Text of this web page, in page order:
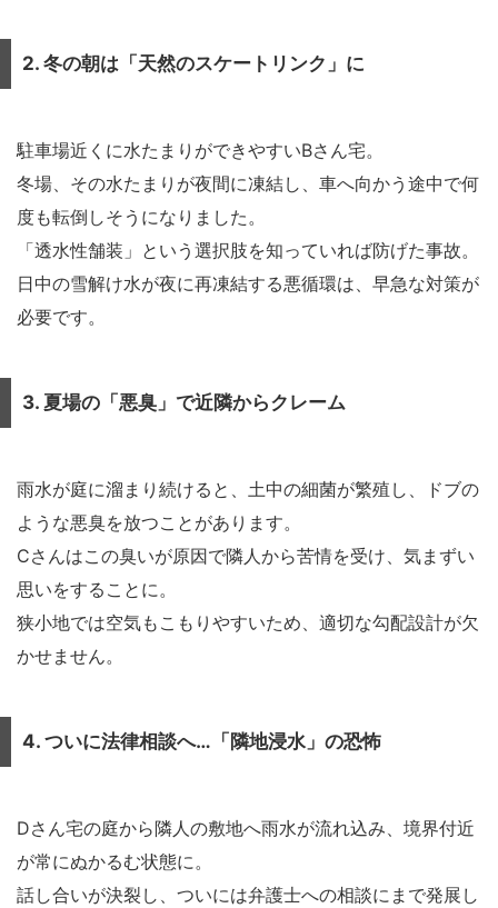
2. 冬の朝は「天然のスケートリンク」に
駐車場近くに水たまりができやすいBさん宅。
冬場、その水たまりが夜間に凍結し、車へ向かう途中で何
度も転倒しそうになりました。
「透水性舗装」という選択肢を知っていれば防げた事故。
日中の雪解け水が夜に再凍結する悪循環は、早急な対策が
必要です。
3. 夏場の「悪臭」で近隣からクレーム
雨水が庭に溜まり続けると、土中の細菌が繁殖し、ドブの
ような悪臭を放つことがあります。
Cさんはこの臭いが原因で隣人から苦情を受け、気まずい
思いをすることに。
狭小地では空気もこもりやすいため、適切な勾配設計が欠
かせません。
4. ついに法律相談へ…「隣地浸水」の恐怖
Dさん宅の庭から隣人の敷地へ雨水が流れ込み、境界付近
が常にぬかるむ状態に。
話し合いが決裂し、ついには弁護士への相談にまで発展し